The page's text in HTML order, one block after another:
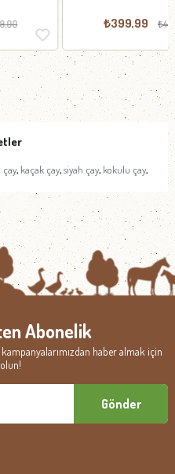
400 GR₺449,99
çay, kaçak çay, siyah çay, kokulu çay,
Abonelik
haber almak için
Gönder